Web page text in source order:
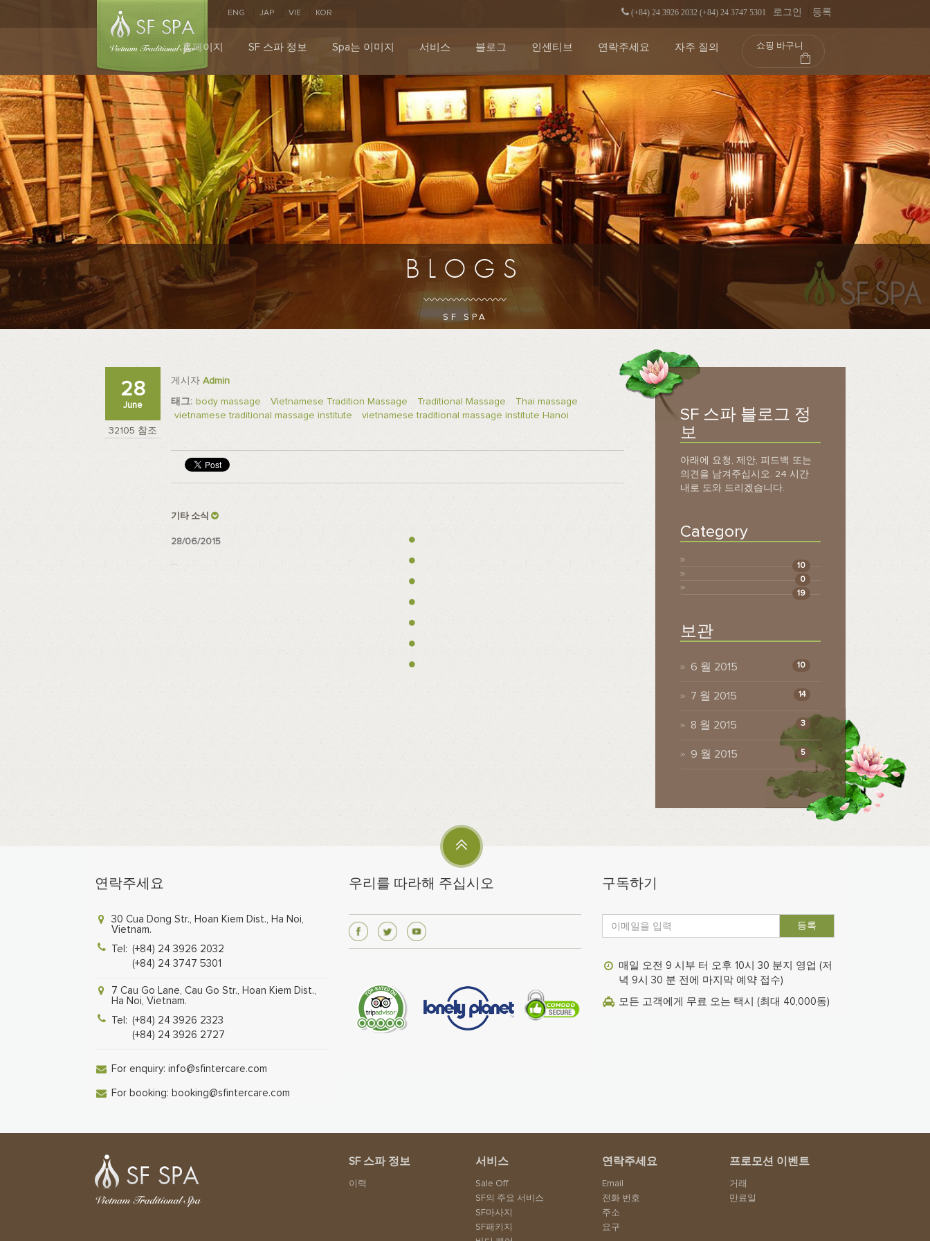
ENG JAP VIE KOR (+84) 24 3926 2032 (+84) 24 3747 5301 로그인 등록
홈페이지 SF 스파 정보 Spa는 이미지 서비스 블로그 인센티브 연락주세요 자주 질의 쇼핑 바구니
BLOGS
SF SPA
28
June
32105 참조
게시자 Admin
태그: body massage Vietnamese Tradition Massage Traditional Massage
Thai massage
vietnamese traditional massage institute
vietnamese traditional massage institute Hanoi
기타 소식
28/06/2015
...
SF 스파 블로그 정
보
아래에 요청, 제안, 피드백 또는
의견을 남겨주십시오. 24 시간
내로 도와 드리겠습니다.
Category
10
0
19
보관
6 월 2015 10
7 월 2015 14
8 월 2015 3
9 월 2015 5
연락주세요
30 Cua Dong Str., Hoan Kiem Dist., Ha Noi,
Vietnam.
Tel: (+84) 24 3926 2032
(+84) 24 3747 5301
7 Cau Go Lane, Cau Go Str., Hoan Kiem Dist.,
Ha Noi, Vietnam.
Tel: (+84) 24 3926 2323
(+84) 24 3926 2727
For enquiry: info@sfintercare.com
For booking: booking@sfintercare.com
우리를 따라해 주십시오 구독하기
등록
매일 오전 9 시부 터 오후 10시 30 분지 영업 (저
녁 9시 30 분 전에 마지막 예약 접수)
모든 고객에게 무료 오는 택시 (최대 40,000동)
SF 스파 정보
이력
서비스
Sale Off
SF의 주요 서비스
SF마사지
SF패키지
연락주세요
Email
전화 번호
주소
요구
프로모션 이벤트
거래
만료일